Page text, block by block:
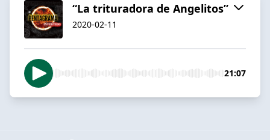
“La trituradora de Angelitos”
2020-02-11
21:07